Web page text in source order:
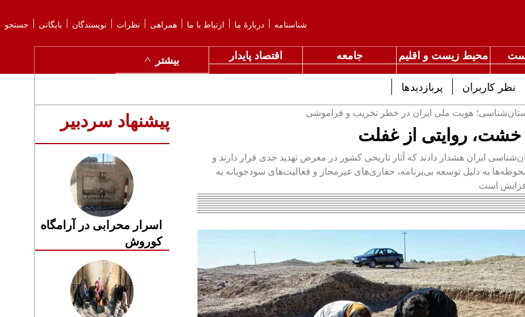
جستجو بایگانی نویسندگان نظرات همراهی ارتباط با ما دربارهٔ ما شناسنامه
محیط زیست و اقلیم جامعه اقتصاد پایدار
بیشتر
نظر کاربران
پربازدیدها
هویت ملی ایران در خطر تخریب و فراموشی
روایتی از غفلت
ایران هشدار دادند که آثار تاریخی کشور در معرض تهدید جدی قرار دارند و
به دلیل توسعه بی‌برنامه، حفاری‌های غیرمجاز و فعالیت‌های سودجویانه به
است
پیشنهاد سردبیر
اسرار محرابی در آرامگاه
کوروش